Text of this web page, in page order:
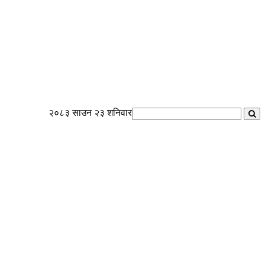
२०८३ साउन २३ शनिवार